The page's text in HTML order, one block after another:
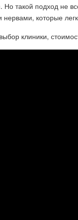
Но такой подход не
которые
клиники,